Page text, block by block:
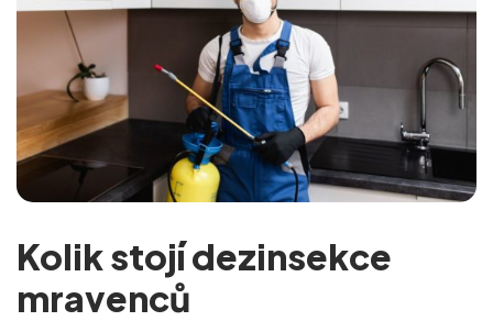
Kolik stojí dezinsekce
mravenců